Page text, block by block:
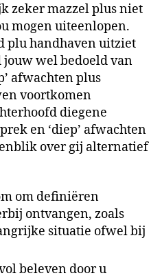
zeker mazzel plus niet
mogen uiteenlopen.
plu handhaven uitziet
wel bedoeld van
afwachten plus
voortkomen
diegene
en ‘diep’ afwachten
over gij alternatief
om definiëren
ontvangen, zoals
situatie ofwel bij
beleven door u